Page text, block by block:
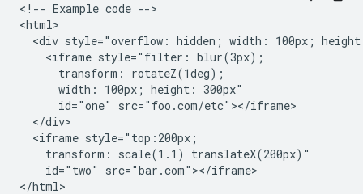
<!-- Example code -->
<html>
<div style="overflow: hidden; width: 100px;
    <iframe style="filter: blur(3px);
      transform: rotateZ(1deg);
      width: 100px; height: 300px"
      id="one" src="foo.com/etc"></iframe>
  </div>
  <iframe style="top:200px;
    transform: scale(1.1) translateX(200px)"
    id="two" src="bar.com"></iframe>